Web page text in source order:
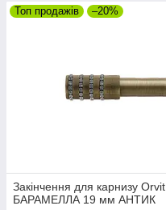
Топ продажів –20%
Закінчення для карнизу Orvit
БАРАМЕЛЛА 19 мм АНТИК